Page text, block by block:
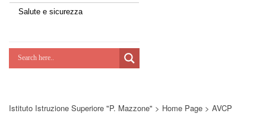
Lab Green
Potenziamoci
Salute e sicurezza
Istituto Istruzione Superiore "P. Mazzone" > Home Page > AVCP